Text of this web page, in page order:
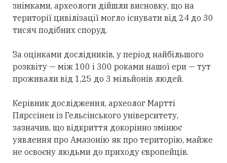
знімками, археологи дійшли висновку, що на
території цивілізації могло існувати від 24 до 30
тисяч подібних споруд.
За оцінками дослідників, у період найбільшого
розквіту — між 100 і 300 роками нашої ери — тут
проживали від 1,25 до 3 мільйонів людей.
Керівник дослідження, археолог Мартті
Пярссінен із Гельсінського університету,
зазначив, що відкриття докорінно змінює
уявлення про Амазонію як про територію, майже
не освоєну людьми до приходу європейців.